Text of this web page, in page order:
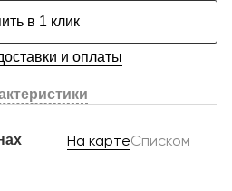
в 1 клик
и оплаты
На картеСписком